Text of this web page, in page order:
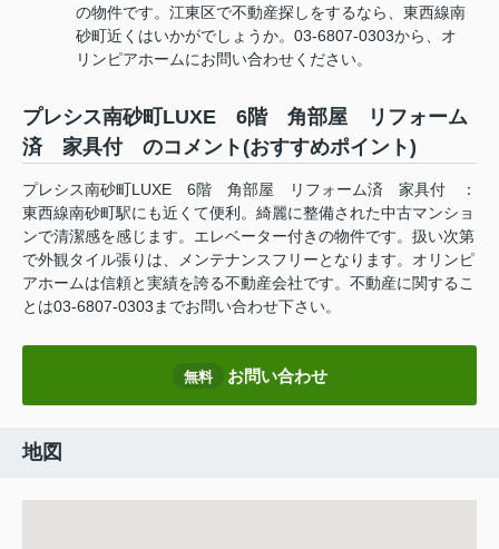
の物件です。江東区で不動産探しをするなら、東西線南
砂町近くはいかがでしょうか。03-6807-0303から、オ
リンピアホームにお問い合わせください。
プレシス南砂町LUXE 6階 角部屋 リフォーム
済 家具付 のコメント(おすすめポイント)
プレシス南砂町LUXE 6階 角部屋 リフォーム済 家具付 ：
東西線南砂町駅にも近くて便利。綺麗に整備された中古マンショ
ンで清潔感を感じます。エレベーター付きの物件です。扱い次第
で外観タイル張りは、メンテナンスフリーとなります。オリンピ
アホームは信頼と実績を誇る不動産会社です。不動産に関するこ
とは03-6807-0303までお問い合わせ下さい。
無料 お問い合わせ
地図